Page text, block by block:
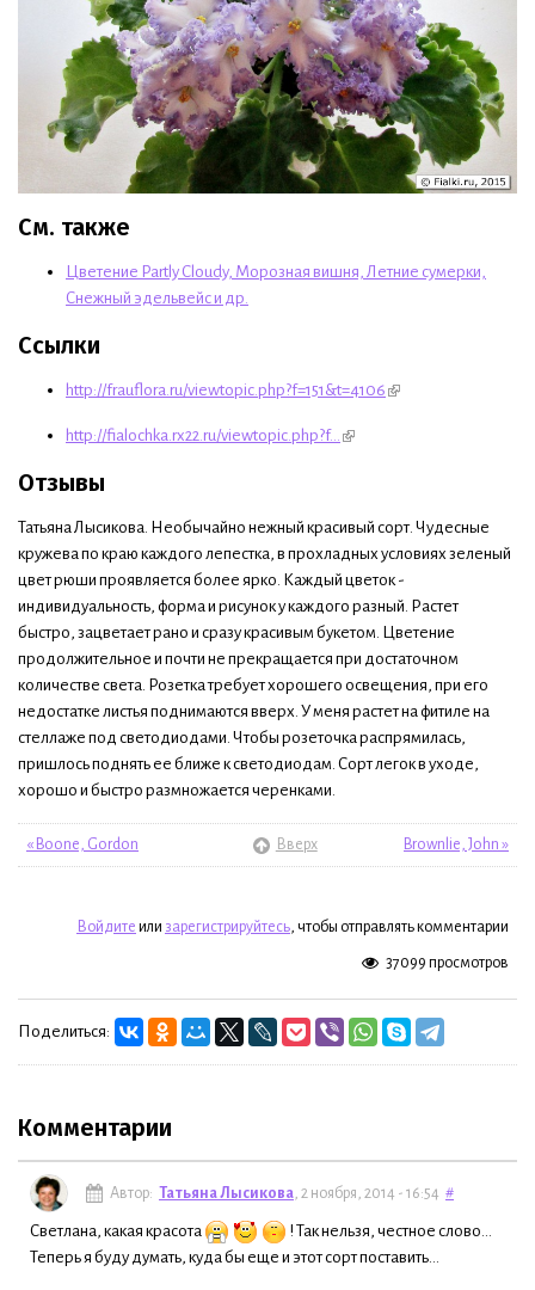
См. также
Цветение Partly Cloudy, Морозная вишня, Летние сумерки,
Снежный эдельвейс и др.
Ссылки
http://frauflora.ru/viewtopic.php?f=151&t=4106
http://fialochka.rx22.ru/viewtopic.php?f...
Отзывы
Татьяна Лысикова. Необычайно нежный красивый сорт. Чудесные
кружева по краю каждого лепестка, в прохладных условиях зеленый
цвет рюши проявляется более ярко. Каждый цветок -
индивидуальность, форма и рисунок у каждого разный. Растет
быстро, зацветает рано и сразу красивым букетом. Цветение
продолжительное и почти не прекращается при достаточном
количестве света. Розетка требует хорошего освещения, при его
недостатке листья поднимаются вверх. У меня растет на фитиле на
стеллаже под светодиодами. Чтобы розеточка распрямилась,
пришлось поднять ее ближе к светодиодам. Сорт легок в уходе,
хорошо и быстро размножается черенками.
« Boone, Gordon Вверх Brownlie, John »
Войдите или зарегистрируйтесь, чтобы отправлять комментарии
37099 просмотров
Поделиться:
Комментарии
Автор: Татьяна Лысикова , 2 ноября, 2014 - 16:54 #
Светлана, какая красота
! Так нельзя, честное слово...
Теперь я буду думать, куда бы еще и этот сорт поставить...